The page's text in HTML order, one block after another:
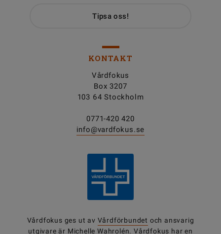
Tipsa oss!
KONTAKT
Vårdfokus
Box 3207
103 64 Stockholm
0771-420 420
info@vardfokus.se
Vårdfokus ges ut av Vårdförbundet och ansvarig
utgivare är Michelle Wahrolén. Vårdfokus har en